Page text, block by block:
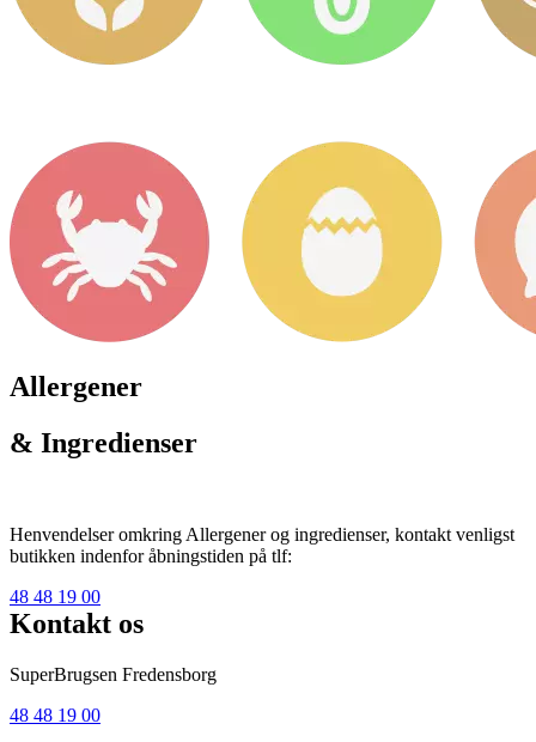
Allergener
& Ingredienser
Henvendelser omkring Allergener og ingredienser, kontakt venligst
butikken indenfor åbningstiden på tlf:
48 48 19 00
Kontakt os
SuperBrugsen Fredensborg
48 48 19 00